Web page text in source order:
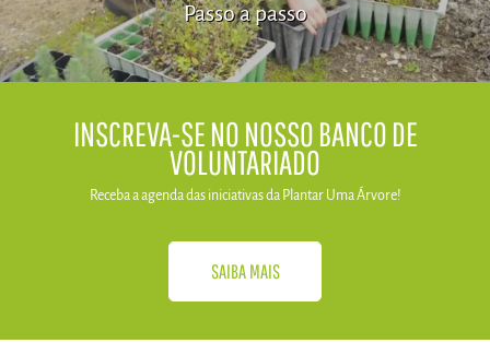
Passo a passo
​INSCREVA-SE NO NOSSO BANCO DE
VOLUNTARIADO
Receba a agenda das iniciativas da​ Plantar Uma Árvore!
SAIBA MAIS